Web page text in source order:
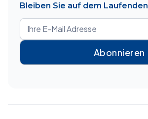
Bleiben Sie auf dem Laufenden